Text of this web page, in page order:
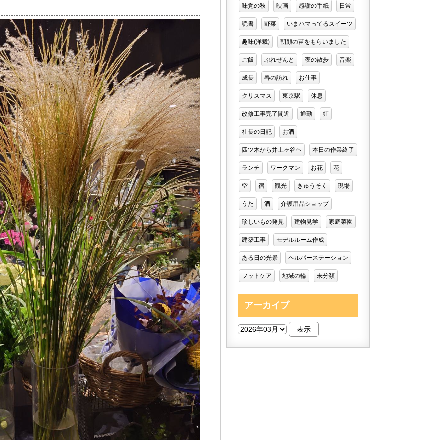
味覚の秋 映画 感謝の手紙 日常
読書 野菜 いまハマってるスイーツ
趣味(洋裁) 朝顔の苗をもらいました
ご飯 ぷれぜんと 夜の散歩 音楽
成長 春の訪れ お仕事
クリスマス 東京駅 休息
改修工事完了間近 通勤 虹
社長の日記 お酒
四ツ木から井土ヶ谷ヘ 本日の作業終了
ランチ ワークマン お花 花
空 宿 観光 きゅうそく 現場
うた 酒 介護用品ショップ
珍しいもの発見 建物見学 家庭菜園
建築工事 モデルルーム作成
ある日の光景 ヘルパーステーション
フットケア 地域の輪 未分類
アーカイブ